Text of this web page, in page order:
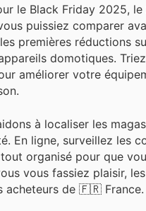
le Black Friday 2025,
puissiez comparer
premières réductions
domotiques.
améliorer votre
à localiser les
En ligne, surveillez les
organisé pour que
vous fassiez plaisir,
acheteurs de 🇫🇷 France.